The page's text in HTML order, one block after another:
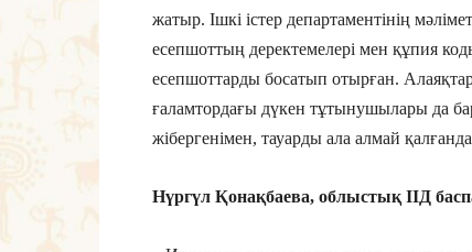
жатыр. Ішкі істер департаментінің
есепшоттың деректемелері мен құпия
есепшоттарды босатып отырған.
ғаламтордағы дүкен тұтынушылары да
жібергенімен, тауарды ала алмай
Нүргүл Қонақбаева, облыстық ІІД